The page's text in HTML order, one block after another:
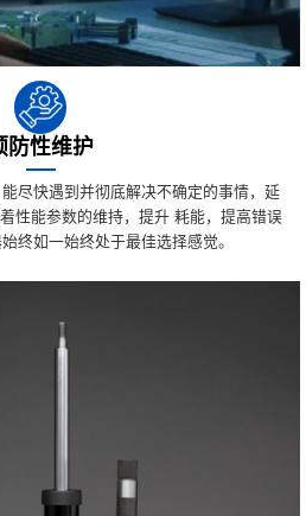
防性维护
尽快遇到并彻底解决不确定的事情，延
性能参数的维持，提升 耗能，提高错误
终如一始终处于最佳选择感觉。